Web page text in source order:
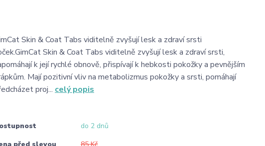
Skin & Coat Tabs viditelně zvyšují lesk a zdraví srsti
Skin & Coat Tabs viditelně zvyšují lesk a zdraví srsti,
k její rychlé obnově, přispívají k hebkosti pokožky a pevnějším
Mají pozitivní vliv na metabolizmus pokožky a srsti, pomáhají
proj... celý popis
do 2 dnů